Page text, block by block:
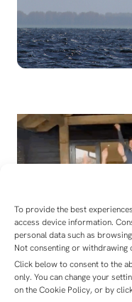
To provide the best
access device information.
personal data such as
Not consenting or withdrawing
Click below to consent to the
only. You can change your
on the Cookie Policy, or by
Team